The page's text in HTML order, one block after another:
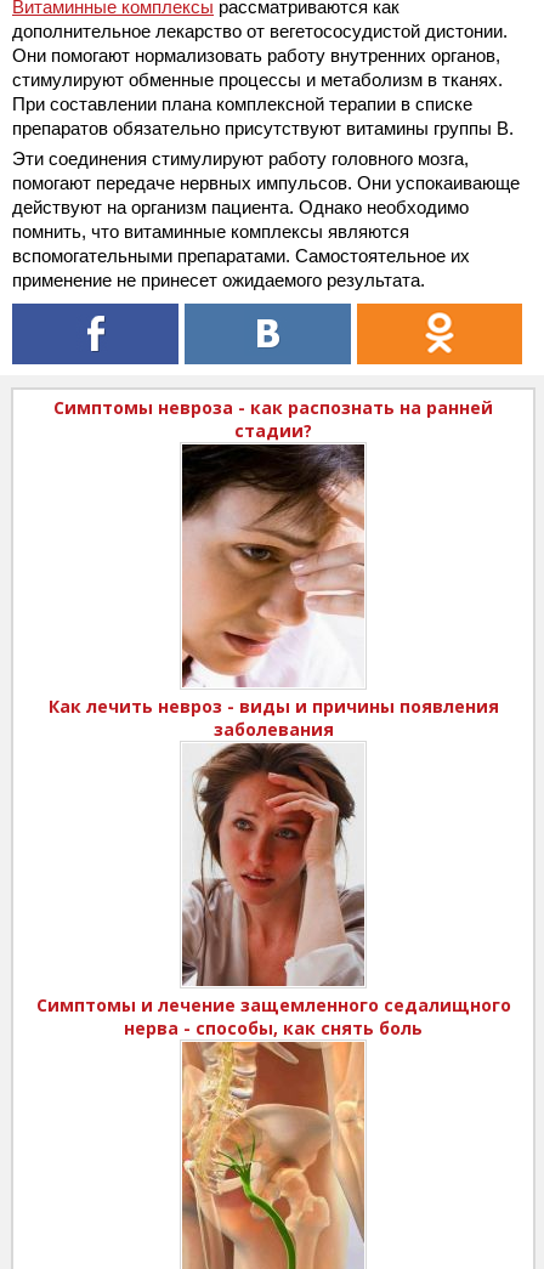
Витаминные комплексы рассматриваются как
дополнительное лекарство от вегетососудистой дистонии.
Они помогают нормализовать работу внутренних органов,
стимулируют обменные процессы и метаболизм в тканях.
При составлении плана комплексной терапии в списке
препаратов обязательно присутствуют витамины группы В.
Эти соединения стимулируют работу головного мозга,
помогают передаче нервных импульсов. Они успокаивающе
действуют на организм пациента. Однако необходимо
помнить, что витаминные комплексы являются
вспомогательными препаратами. Самостоятельное их
применение не принесет ожидаемого результата.
Симптомы невроза - как распознать на ранней
стадии?
Как лечить невроз - виды и причины появления
заболевания
Симптомы и лечение защемленного седалищного
нерва - способы, как снять боль